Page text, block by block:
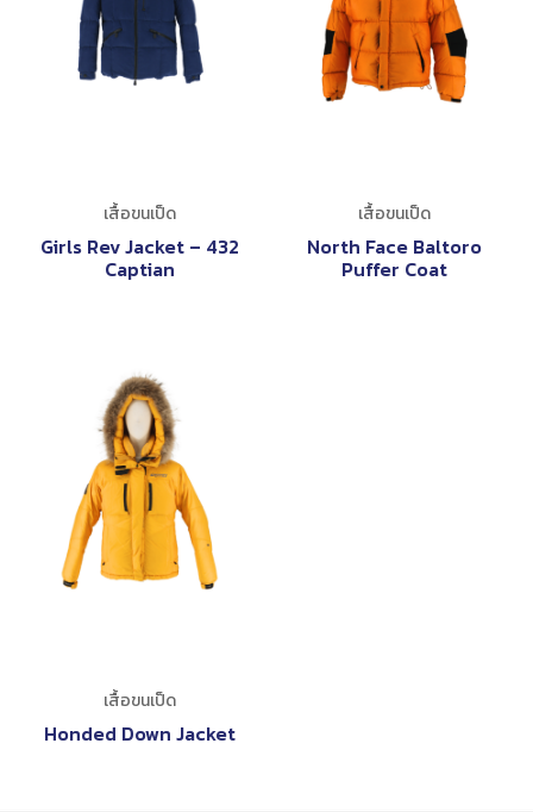
เสื้อขนเป็ด
Girls Rev Jacket – 432
Captian
เสื้อขนเป็ด
North Face Baltoro
Puffer Coat
เสื้อขนเป็ด
Honded Down Jacket